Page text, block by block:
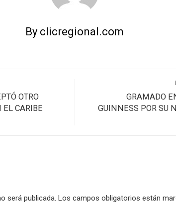
By clicregional.com
OTRO
EL CARIBE
GRAMADO
GUINNESS POR SU
será publicada. Los campos obligatorios están